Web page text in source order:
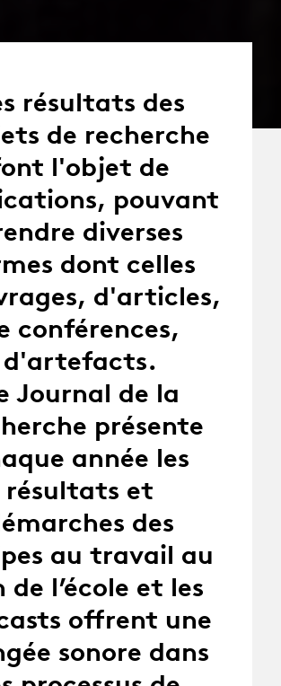
résultats des
de recherche
l'objet de
pouvant
diverses
dont celles
d'articles,
conférences,
d'artefacts.
Journal de la
présente
année les
résultats et
des
au travail au
de l’école et les
offrent une
sonore dans